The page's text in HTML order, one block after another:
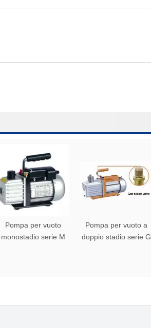
Pompa per vuoto
monostadio serie M
Pompa per vuoto a
doppio stadio serie G